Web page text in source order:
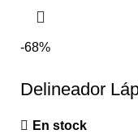
-68%
Delineador
En stock